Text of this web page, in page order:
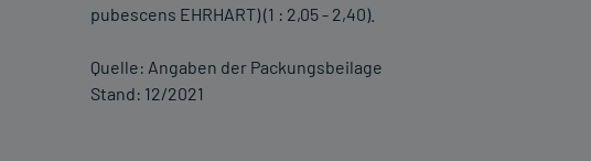
pubescens EHRHART) (1 : 2,05 - 2,40).
Quelle: Angaben der Packungsbeilage
Stand: 12/2021